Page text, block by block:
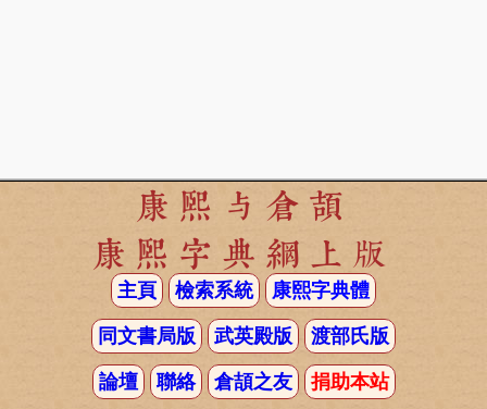
康熙与倉頡
康熙字典網上版
主頁 檢索系統 康熙字典體
同文書局版 武英殿版 渡部氏版
論壇 聯絡 倉頡之友 捐助本站